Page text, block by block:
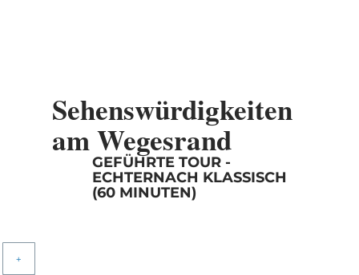
Sehenswürdigkeiten
am Wegesrand
GEFÜHRTE TOUR -
ECHTERNACH KLASSISCH
(60 MINUTEN)
+